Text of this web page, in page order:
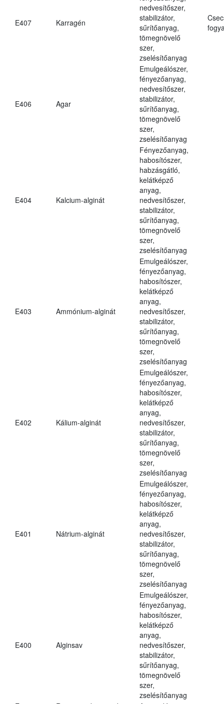
E407 Karragén
nedvesítőszer,
stabilizátor,
sűrítőanyag,
tömegnövelő
szer,
zselésítőanyag
E406 Agar
Emulgeálószer,
fényezőanyag,
nedvesítőszer,
stabilizátor,
sűrítőanyag,
tömegnövelő
szer,
zselésítőanyag
E404 Kalcium-alginát
Fényezőanyag,
habosítószer,
habzásgátló,
kelátképző
anyag,
nedvesítőszer,
stabilizátor,
sűrítőanyag,
tömegnövelő
szer,
zselésítőanyag
E403 Ammónium-alginát
Emulgeálószer,
fényezőanyag,
habosítószer,
kelátképző
anyag,
nedvesítőszer,
stabilizátor,
sűrítőanyag,
tömegnövelő
szer,
zselésítőanyag
E402 Kálium-alginát
Emulgeálószer,
fényezőanyag,
habosítószer,
kelátképző
anyag,
nedvesítőszer,
stabilizátor,
sűrítőanyag,
tömegnövelő
szer,
zselésítőanyag
E401 Nátrium-alginát
Emulgeálószer,
fényezőanyag,
habosítószer,
kelátképző
anyag,
nedvesítőszer,
stabilizátor,
sűrítőanyag,
tömegnövelő
szer,
zselésítőanyag
E400 Alginsav
Emulgeálószer,
fényezőanyag,
habosítószer,
kelátképző
anyag,
nedvesítőszer,
stabilizátor,
sűrítőanyag,
tömegnövelő
szer,
zselésítőanyag